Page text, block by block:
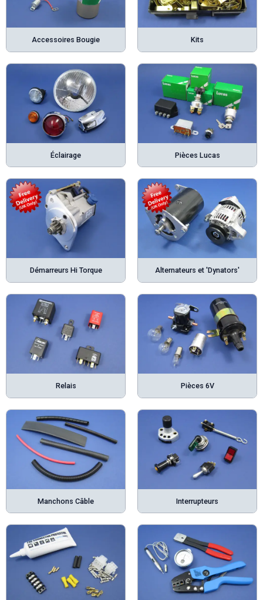
Accessoires Bougie Kits
Éclairage Pièces Lucas
Démarreurs Hi Torque Alternateurs et 'Dynators'
Relais Pièces 6V
Manchons Câble Interrupteurs